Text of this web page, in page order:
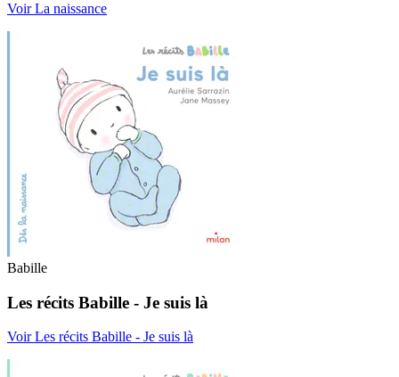
Voir La naissance
Babille
Les récits Babille - Je suis là
Voir Les récits Babille - Je suis là